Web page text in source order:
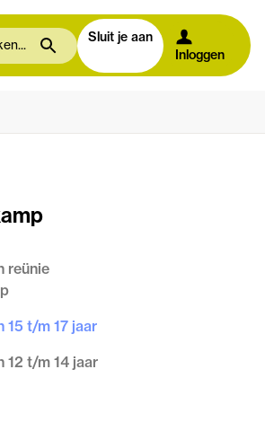
Sluit je aan
Inloggen
reünie
15 t/m 17 jaar
12 t/m 14 jaar